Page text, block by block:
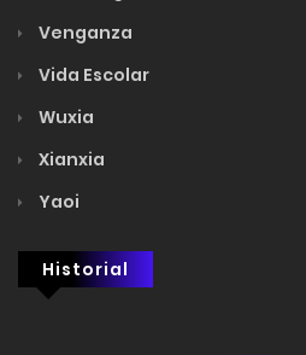
Venganza
Vida Escolar
Wuxia
Xianxia
Yaoi
Historial